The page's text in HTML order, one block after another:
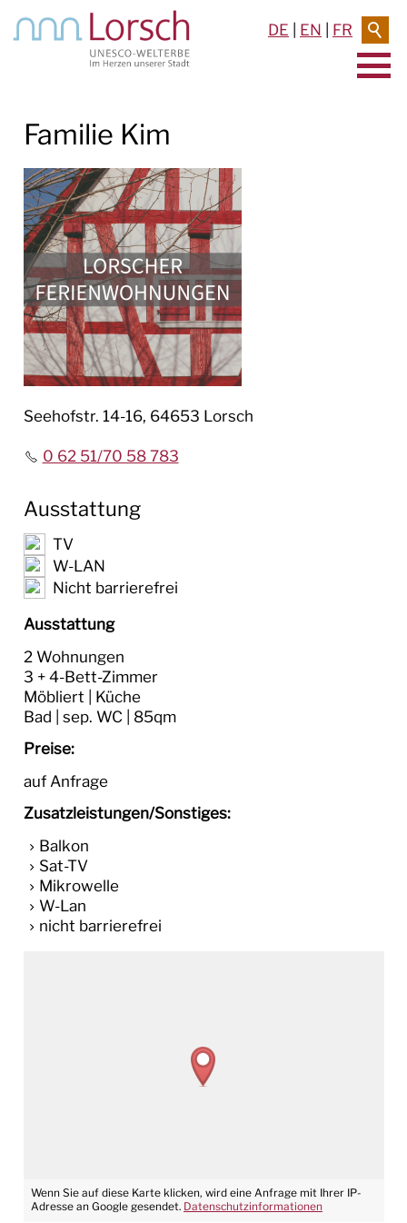
DE EN FR
BAUEN & UMWELT
LEBEN IN LORSCH
KULTUR
TOURISMUS
Familie Kim
Seehofstr. 14-16, 64653 Lorsch
0 62 51/70 58 783
Ausstattung
TV
W-LAN
Nicht barrierefrei
Ausstattung
2 Wohnungen
3 + 4-Bett-Zimmer
Möbliert | Küche
Bad | sep. WC | 85qm
Preise:
auf Anfrage
Zusatzleistungen/Sonstiges:
Balkon
Sat-TV
Mikrowelle
W-Lan
nicht barrierefrei
Wenn Sie auf diese Karte klicken, wird eine Anfrage mit Ihrer IP-
Adresse an Google gesendet. Datenschutzinformationen